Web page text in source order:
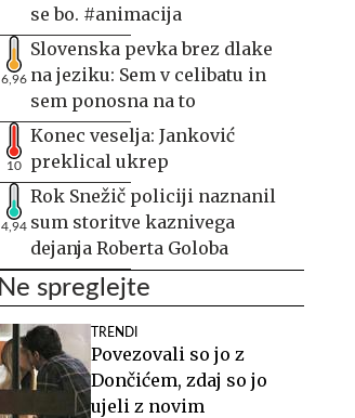
se bo. #animacija
6,96
Slovenska pevka brez dlake
na jeziku: Sem v celibatu in
sem ponosna na to
10
Konec veselja: Janković
preklical ukrep
4,94
Rok Snežič policiji naznanil
sum storitve kaznivega
dejanja Roberta Goloba
Ne spreglejte
TRENDI
Povezovali so jo z
Dončićem, zdaj so jo
ujeli z novim